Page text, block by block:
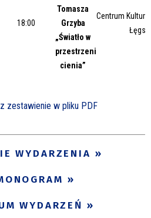
18:00
Tomasza
Grzyba
„Światło w
przestrzeni
cienia”
Centrum Kultury
zestawienie w pliku PDF
WYDARZENIA
WYDARZEŃ